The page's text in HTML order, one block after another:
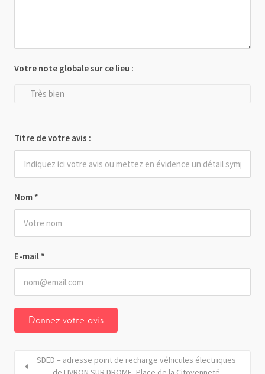
Nom *
E-mail *
Votre note globale sur ce lieu :
Très bien
Titre de votre avis :
SDED – adresse point de recharge véhicules électriques